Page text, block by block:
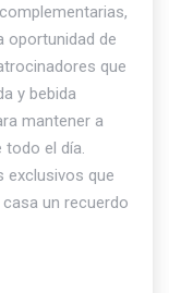
oportunidad de
que
y bebida
mantener a
el día.
exclusivos que
un recuerdo